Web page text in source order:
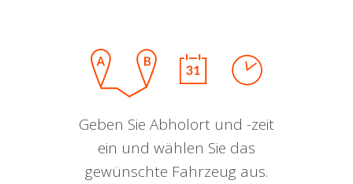
Geben Sie Abholort und -zeit
ein und wählen Sie das
gewünschte Fahrzeug aus.